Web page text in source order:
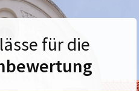
für die